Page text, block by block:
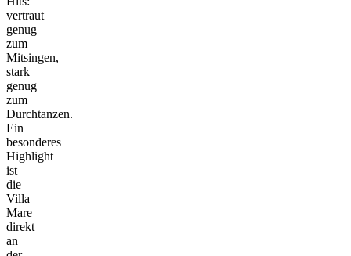
vertraut
genug
zum
Mitsingen,
stark
genug
zum
Durchtanzen.
Ein
besonderes
Highlight
ist
die
Villa
Mare
direkt
an